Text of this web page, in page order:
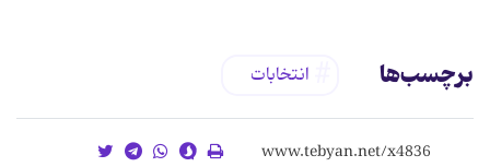
برچسب‌ها انتخابات